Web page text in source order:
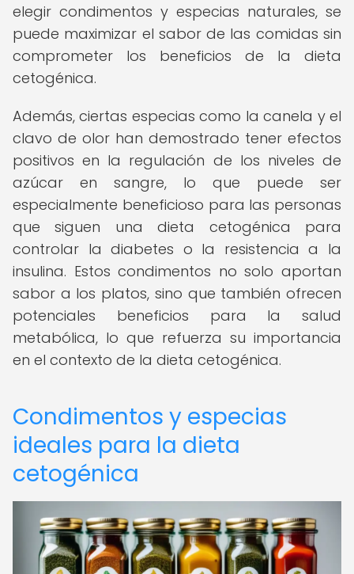
elegir condimentos y especias naturales, se
puede maximizar el sabor de las comidas sin
comprometer los beneficios de la dieta
cetogénica.
Además, ciertas especias como la canela y el
clavo de olor han demostrado tener efectos
positivos en la regulación de los niveles de
azúcar en sangre, lo que puede ser
especialmente beneficioso para las personas
que siguen una dieta cetogénica para
controlar la diabetes o la resistencia a la
insulina. Estos condimentos no solo aportan
sabor a los platos, sino que también ofrecen
potenciales beneficios para la salud
metabólica, lo que refuerza su importancia
en el contexto de la dieta cetogénica.
Condimentos y especias
ideales para la dieta
cetogénica